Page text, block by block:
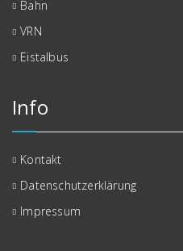
Bahn
VRN
Eistalbus
Info
Kontakt
Datenschutzerklärung
Impressum